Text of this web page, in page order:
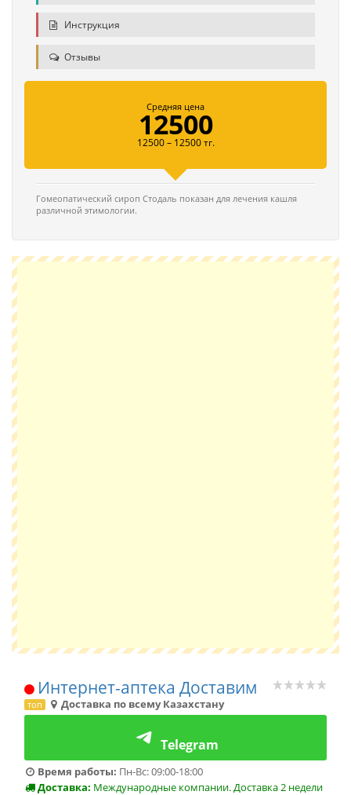
Инструкция
Отзывы
Средняя цена
12500
12500 – 12500 тг.
Гомеопатический сироп Стодаль показан для лечения кашля
различной этимологии.
Интернет-аптека Доставим
топ Доставка по всему Казахстану
Telegram
Время работы: Пн-Вс: 09:00-18:00
Доставка: Международные компании. Доставка 2 недели